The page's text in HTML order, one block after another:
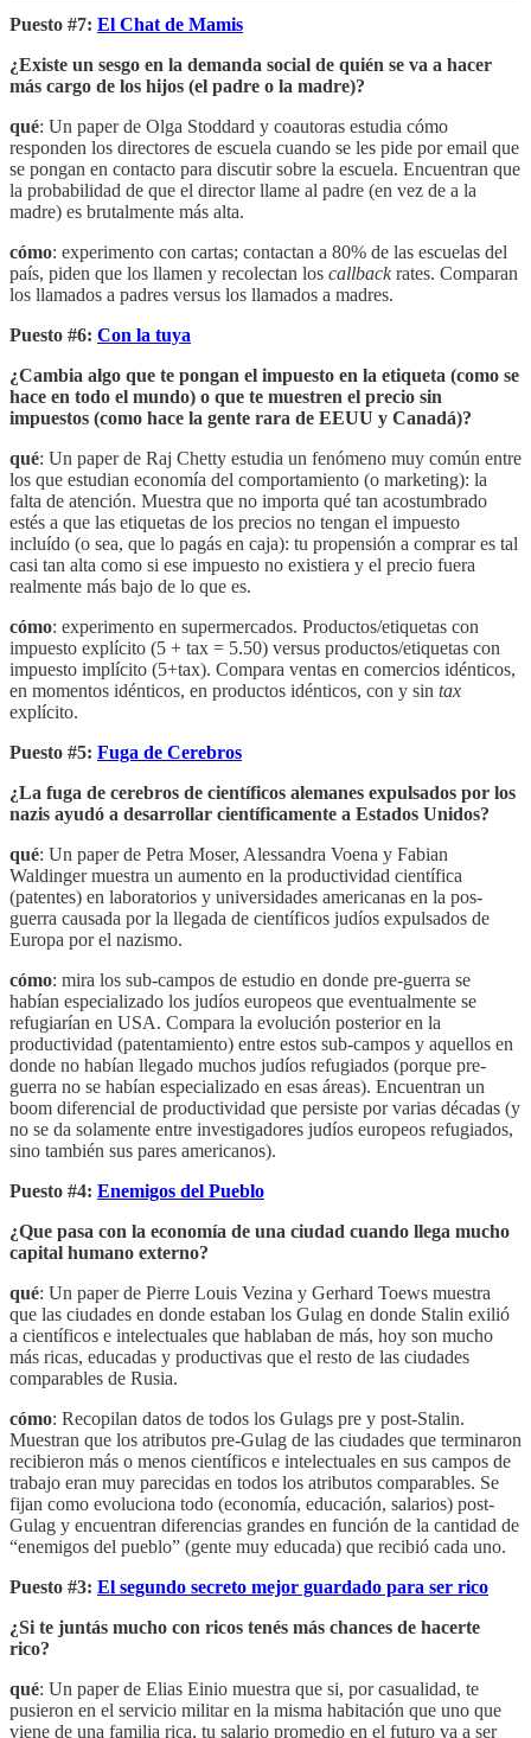
Puesto #7: El Chat de Mamis
¿Existe un sesgo en la demanda social de quién se va a hacer
más cargo de los hijos (el padre o la madre)?
qué: Un paper de Olga Stoddard y coautoras estudia cómo
responden los directores de escuela cuando se les pide por email que
se pongan en contacto para discutir sobre la escuela. Encuentran que
la probabilidad de que el director llame al padre (en vez de a la
madre) es brutalmente más alta.
cómo: experimento con cartas; contactan a 80% de las escuelas del
país, piden que los llamen y recolectan los callbackrates. Comparan
los llamados a padres versus los llamados a madres.
Puesto #6: Con la tuya
¿Cambia algo que te pongan el impuesto en la etiqueta (como se
hace en todo el mundo) o que te muestren el precio sin
impuestos (como hace la gente rara de EEUU y Canadá)?
qué: Un paper de Raj Chetty estudia un fenómeno muy común entre
los que estudian economía del comportamiento (o marketing): la
falta de atención. Muestra que no importa qué tan acostumbrado
estés a que las etiquetas de los precios no tengan el impuesto
incluído (o sea, que lo pagás en caja): tu propensión a comprar es tal
casi tan alta como si ese impuesto no existiera y el precio fuera
realmente más bajo de lo que es.
cómo: experimento en supermercados. Productos/etiquetas con
impuesto explícito (5 + tax = 5.50) versus productos/etiquetas con
impuesto implícito (5+tax). Compara ventas en comercios idénticos,
en momentos idénticos, en productos idénticos, con y sin tax
explícito.
Puesto #5: Fuga de Cerebros
¿La fuga de cerebros de científicos alemanes expulsados por los
nazis ayudó a desarrollar científicamente a Estados Unidos?
qué: Un paper de Petra Moser, Alessandra Voena y Fabian
Waldinger muestra un aumento en la productividad científica
(patentes) en laboratorios y universidades americanas en la pos-
guerra causada por la llegada de científicos judíos expulsados de
Europa por el nazismo.
cómo: mira los sub-campos de estudio en donde pre-guerra se
habían especializado los judíos europeos que eventualmente se
refugiarían en USA. Compara la evolución posterior en la
productividad (patentamiento) entre estos sub-campos y aquellos en
donde no habían llegado muchos judíos refugiados (porque pre-
guerra no se habían especializado en esas áreas). Encuentran un
boom diferencial de productividad que persiste por varias décadas (y
no se da solamente entre investigadores judíos europeos refugiados,
sino también sus pares americanos).
Puesto #4: Enemigos del Pueblo
¿Que pasa con la economía de una ciudad cuando llega mucho
capital humano externo?
qué: Un paper de Pierre Louis Vezina y Gerhard Toews muestra
que las ciudades en donde estaban los Gulag en donde Stalin exilió
a científicos e intelectuales que hablaban de más, hoy son mucho
más ricas, educadas y productivas que el resto de las ciudades
comparables de Rusia.
cómo: Recopilan datos de todos los Gulags pre y post-Stalin.
Muestran que los atributos pre-Gulag de las ciudades que terminaron
recibieron más o menos científicos e intelectuales en sus campos de
trabajo eran muy parecidas en todos los atributos comparables. Se
fijan como evoluciona todo (economía, educación, salarios) post-
Gulag y encuentran diferencias grandes en función de la cantidad de
“enemigos del pueblo” (gente muy educada) que recibió cada uno.
Puesto #3: El segundo secreto mejor guardado para ser rico
¿Si te juntás mucho con ricos tenés más chances de hacerte
rico?
qué: Un paper de Elias Einio muestra que si, por casualidad, te
pusieron en el servicio militar en la misma habitación que uno que
viene de una familia rica, tu salario promedio en el futuro va a ser